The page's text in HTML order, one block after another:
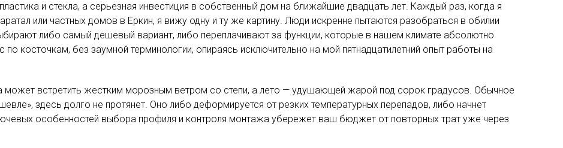
и стекла, а серьезная инвестиция в собственный дом на ближайшие двадцать лет. Каждый раз, когда я
или частных домов в Еркин, я вижу одну и ту же картину. Люди искренне пытаются разобраться в обилии
либо самый дешевый вариант, либо переплачивают за функции, которые в нашем климате абсолютно
косточкам, без заумной терминологии, опираясь исключительно на мой пятнадцатилетний опыт работы на
может встретить жестким морозным ветром со степи, а лето — удушающей жарой под сорок градусов. Обычное
здесь долго не протянет. Оно либо деформируется от резких температурных перепадов, либо начнет
особенностей выбора профиля и контроля монтажа убережет ваш бюджет от повторных трат уже через